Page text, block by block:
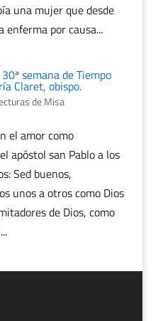
una mujer que desde
enferma por causa...
semana de Tiempo
Claret, obispo.
de Misa
el amor como
apóstol san Pablo a los
Sed buenos,
unos a otros como Dios
de Dios, como